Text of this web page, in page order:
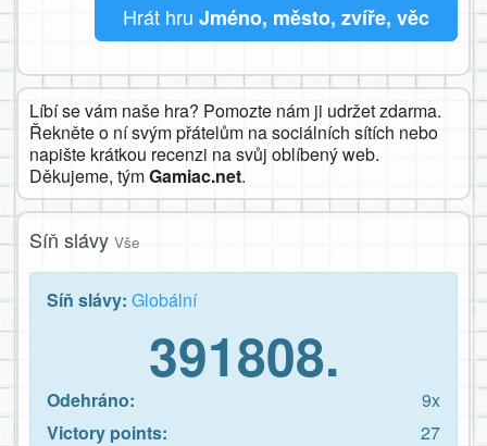
Hrát hru Jméno, město, zvíře, věc
Líbí se vám naše hra? Pomozte nám ji udržet zdarma.
Řekněte o ní svým přátelům na sociálních sítích nebo
napište krátkou recenzi na svůj oblíbený web.
Děkujeme, týmGamiac.net.
Síň slávy Vše
Síň slávy: Globální
391808.
Odehráno:
9x
Victory points:
27